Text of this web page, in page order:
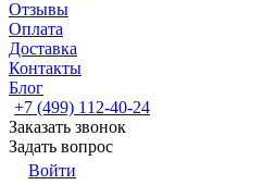
Отзывы
Оплата
Доставка
Контакты
Блог
+7 (499) 112-40-24
Заказать звонок
Задать вопрос
Войти